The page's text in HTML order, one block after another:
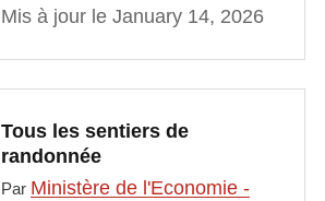
Mis à jour le January 14, 2026
Tous les sentiers de
randonnée
Par Ministère de l'Economie -